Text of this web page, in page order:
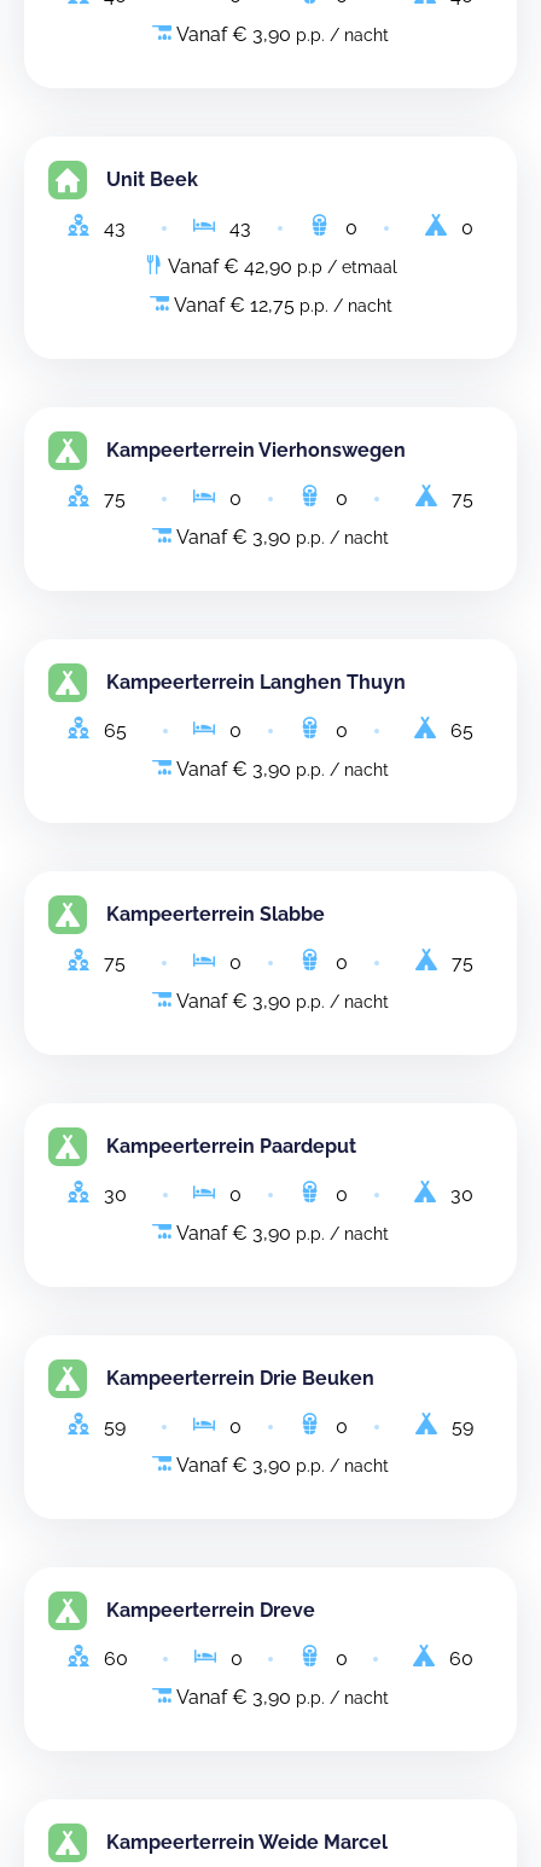
Vanaf € 3,90 p.p. / nacht
Unit Beek
43 43 0
0
Vanaf € 42,90 p.p / etmaal
Vanaf € 12,75 p.p. / nacht
Kampeerterrein Vierhonswegen
75 0 0
75
Vanaf € 3,90 p.p. / nacht
Kampeerterrein Langhen Thuyn
65 0 0
65
Vanaf € 3,90 p.p. / nacht
Kampeerterrein Slabbe
75 0 0
75
Vanaf € 3,90 p.p. / nacht
Kampeerterrein Paardeput
30 0 0
30
Vanaf € 3,90 p.p. / nacht
Kampeerterrein Drie Beuken
59 0 0
59
Vanaf € 3,90 p.p. / nacht
Kampeerterrein Dreve
60 0 0
60
Vanaf € 3,90 p.p. / nacht
Kampeerterrein Weide Marcel